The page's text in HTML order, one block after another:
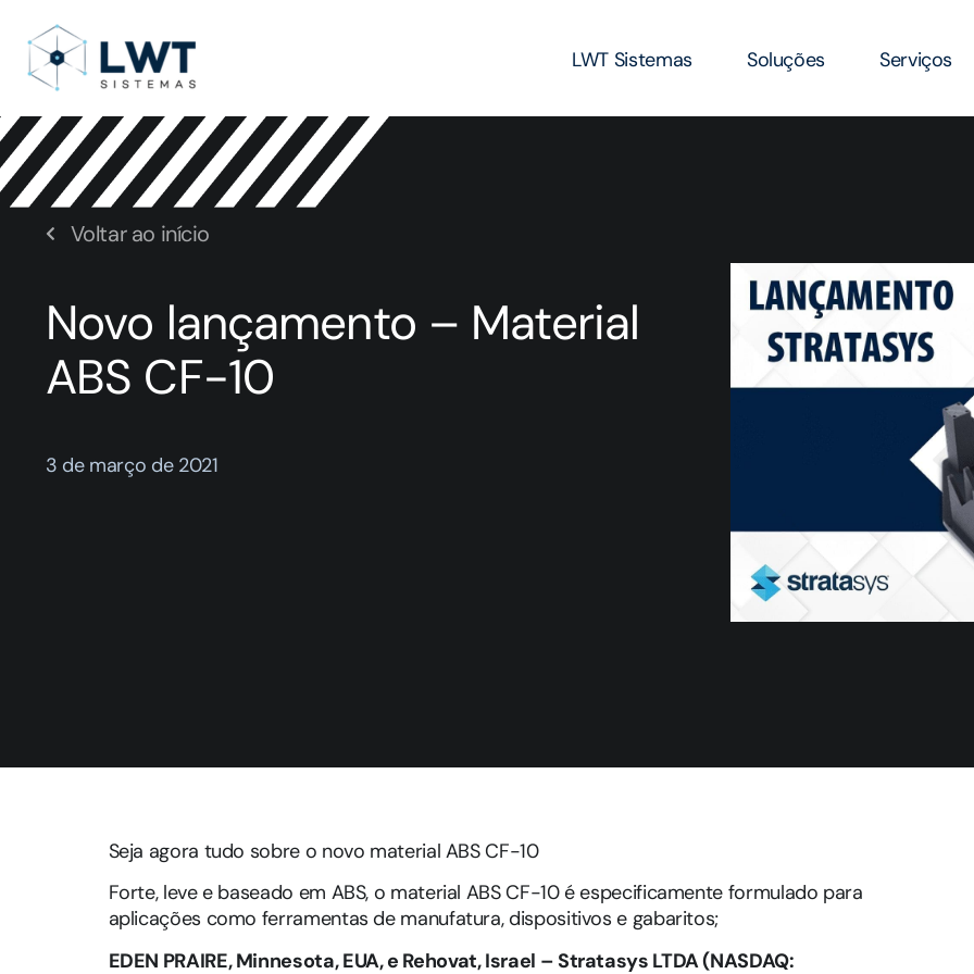
LWT Sistemas Soluções Serviços
Voltar ao início
Novo lançamento – Material
ABS CF-10
3 de março de 2021
Seja agora tudo sobre o novo material ABS CF-10
Forte, leve e baseado em ABS, o material ABS CF-10 é especificamente formulado para
aplicações como ferramentas de manufatura, dispositivos e gabaritos;
EDEN PRAIRE, Minnesota, EUA, e Rehovat, Israel – Stratasys LTDA (NASDAQ: